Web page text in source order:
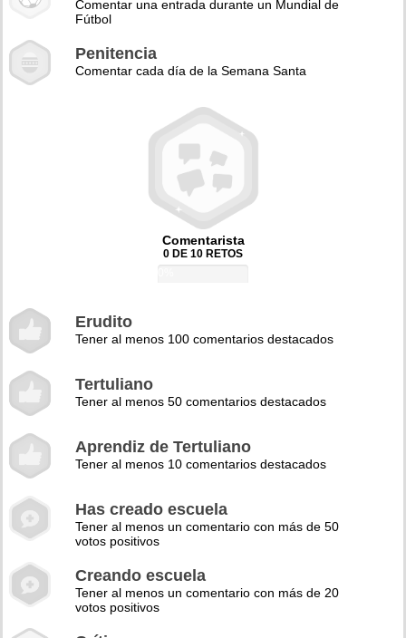
Comentar una entrada durante un Mundial de
Fútbol
Penitencia
Comentar cada día de la Semana Santa
Comentarista
0 DE 10 RETOS
Erudito
Tener al menos 100 comentarios destacados
Tertuliano
Tener al menos 50 comentarios destacados
Aprendiz de Tertuliano
Tener al menos 10 comentarios destacados
Has creado escuela
Tener al menos un comentario con más de 50
votos positivos
Creando escuela
Tener al menos un comentario con más de 20
votos positivos